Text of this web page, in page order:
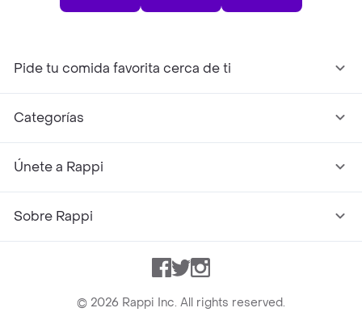
Pide tu comida favorita cerca de ti
Categorías
Únete a Rappi
Sobre Rappi
Facebook
TwitterInstagram
© 2026 Rappi Inc. All rights reserved.